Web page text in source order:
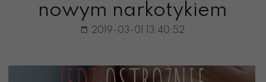
nowym narkotykiem
2019-03-01 13:40:52